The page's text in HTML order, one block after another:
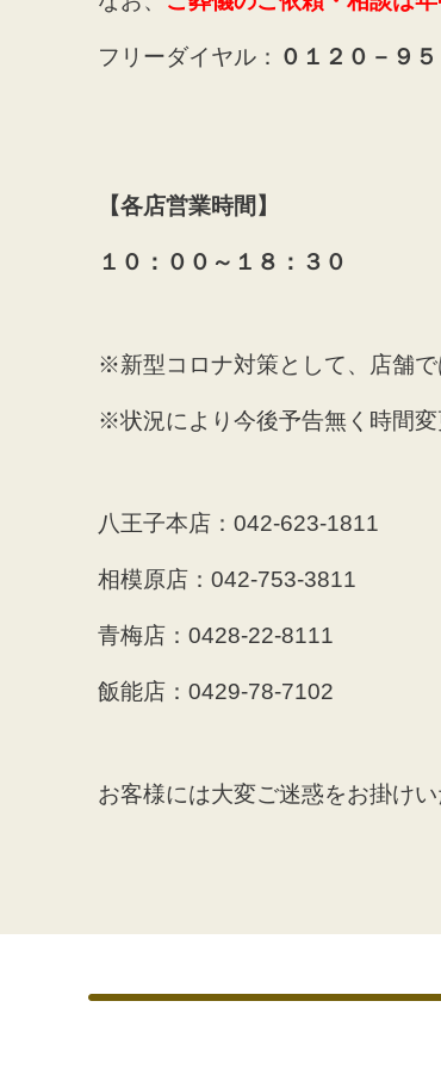
フリーダイヤル： ０１２０－９
【各店営業時間】
１０：００～１８：３０
※新型コロナ対策として、店舗で
※状況により今後予告無く時間変
八王子本店：042-623-1811
相模原店：042-753-3811
青梅店：0428-22-8111
飯能店：0429-78-7102
お客様には大変ご迷惑をお掛け